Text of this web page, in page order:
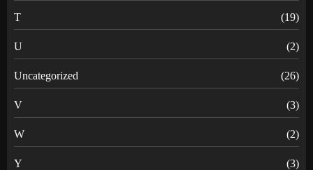
T (19)
U (2)
Uncategorized (26)
V (3)
W (2)
Y (3)